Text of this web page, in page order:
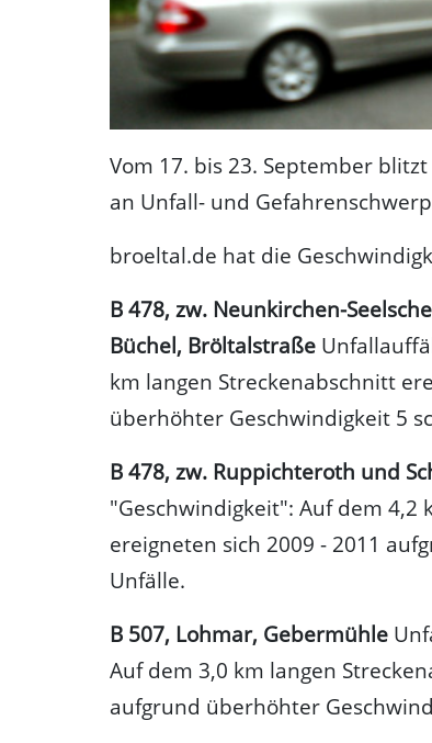
Vom 17. bis 23. September
an Unfall- und
broeltal.de hat die
B 478, zw. Neunkirchen-
Büchel, Bröltalstraße
km langen Streckenabschnitt
überhöhter Geschwindigkeit 5
B 478, zw. Ruppichteroth und
"Geschwindigkeit": Auf dem 4,2
ereigneten sich 2009 - 2011
Unfälle.
B 507, Lohmar, Gebermühle
Auf dem 3,0 km langen
aufgrund überhöhter